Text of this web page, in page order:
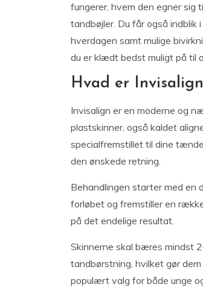
fungerer, hvem den egner sig
tandbøjler. Du får også indblik
hverdagen samt mulige
du er klædt bedst muligt på til
Hvad er
Invisalign er en moderne og
plastskinner, også kaldet
specialfremstillet til dine
den ønskede retning.
Behandlingen starter med
forløbet og fremstiller en
på det endelige resultat.
Skinnerne skal bæres mindst
tandbørstning, hvilket gør
populært valg for både unge